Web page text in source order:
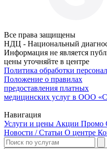
Все права защищены
НДЦ - Национальный
Информация не является
цены уточняйте в центре
Политика обработки
Положение о правилах
предоставления платных
медицинских услуг в ООО
Навигация
Услуги и цены Акции Промо
Новости / Статьи О центре